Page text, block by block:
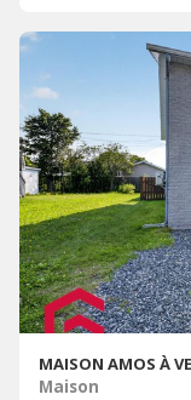
MAISON AMOS À
Maison